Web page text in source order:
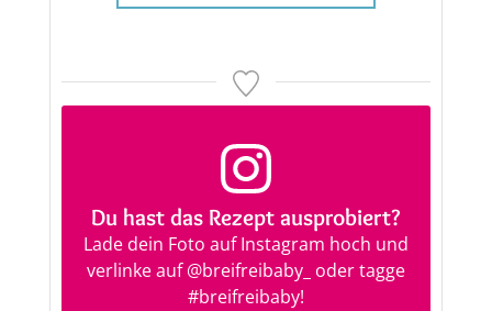
Du hast das Rezept ausprobiert?
Lade dein Foto auf Instagram hoch und
verlinke auf@breifreibaby_ oder tagge
#breifreibaby!